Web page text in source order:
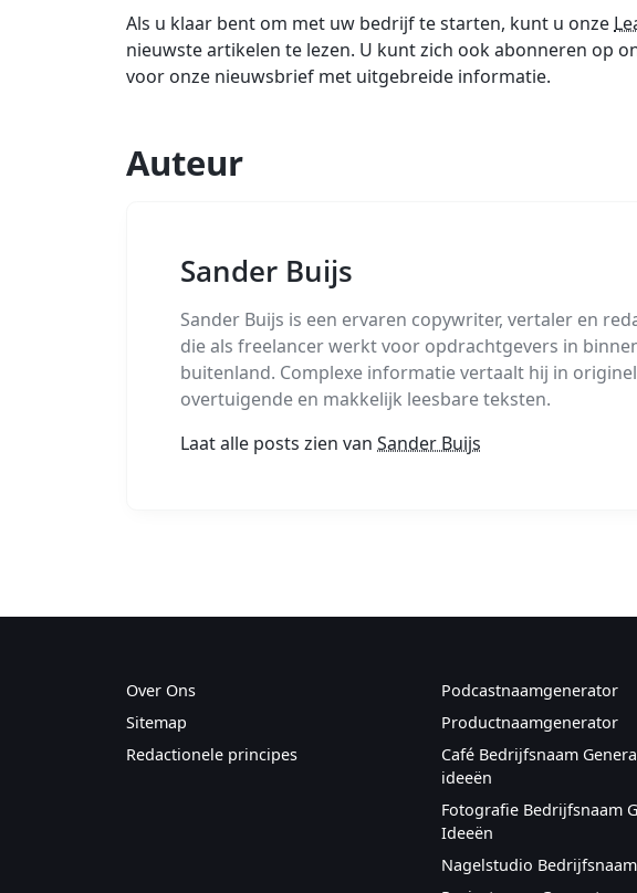
Als u klaar bent om met uw bedrijf te starten, kunt u onze
nieuwste artikelen te lezen. U kunt zich ook abonneren op
voor onze nieuwsbrief met uitgebreide informatie.
Auteur
Sander Buijs
Sander Buijs is een ervaren copywriter, vertaler en
die als freelancer werkt voor opdrachtgevers in
buitenland. Complexe informatie vertaalt hij in
overtuigende en makkelijk leesbare teksten.
Laat alle posts zien van Sander Buijs
Over Ons
Sitemap
Redactionele principes
Podcastnaamgenerator
Productnaamgenerator
Café Bedrijfsnaam
ideeën
Fotografie Bedrijfsnaam
Ideeën
Nagelstudio